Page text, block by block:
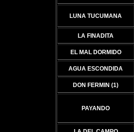
LUNA TUCUMANA
LA FINADITA
EL MAL DORMIDO
AGUA ESCONDIDA
DON FERMIN (1)
PAYANDO